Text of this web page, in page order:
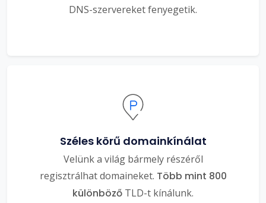
DNS-szervereket fenyegetik.
Széles körű domainkínálat
Velünk a világ bármely részéről
regisztrálhat domaineket. Több mint 800
különböző TLD-t kínálunk.